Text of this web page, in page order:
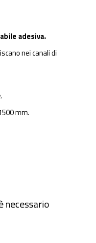
adesiva.
nei canali di
mm.
necessario